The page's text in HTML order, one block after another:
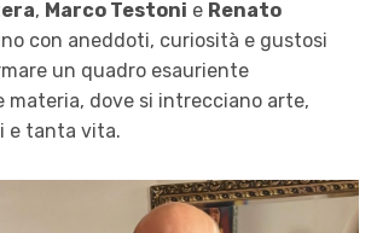
, Marco Testoni e Renato
con aneddoti, curiosità e gustosi
un quadro esauriente
materia, dove si intrecciano arte,
e tanta vita.